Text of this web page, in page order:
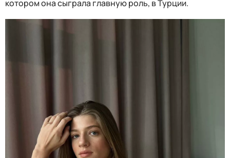
котором она сыграла главную роль, в Турции.